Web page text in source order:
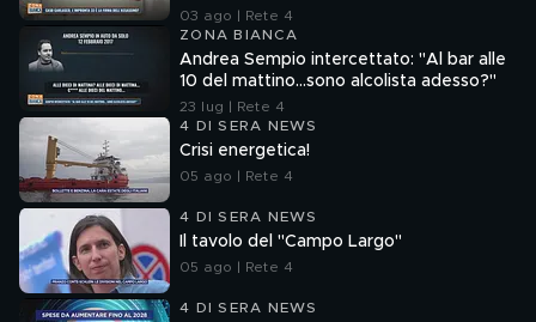
03 ago | Rete 4
ZONA BIANCA
Andrea Sempio intercettato: "Al bar alle
10 del mattino...sono alcolista adesso?"
23 lug | Rete 4
4 DI SERA NEWS
Crisi energetica!
05 ago | Rete 4
4 DI SERA NEWS
Il tavolo del "Campo Largo"
05 ago | Rete 4
4 DI SERA NEWS